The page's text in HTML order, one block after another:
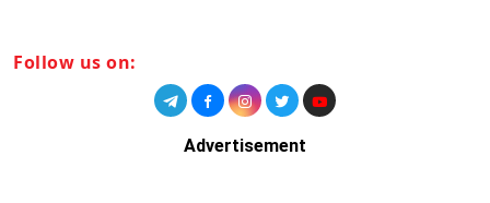
Follow us on:
Advertisement